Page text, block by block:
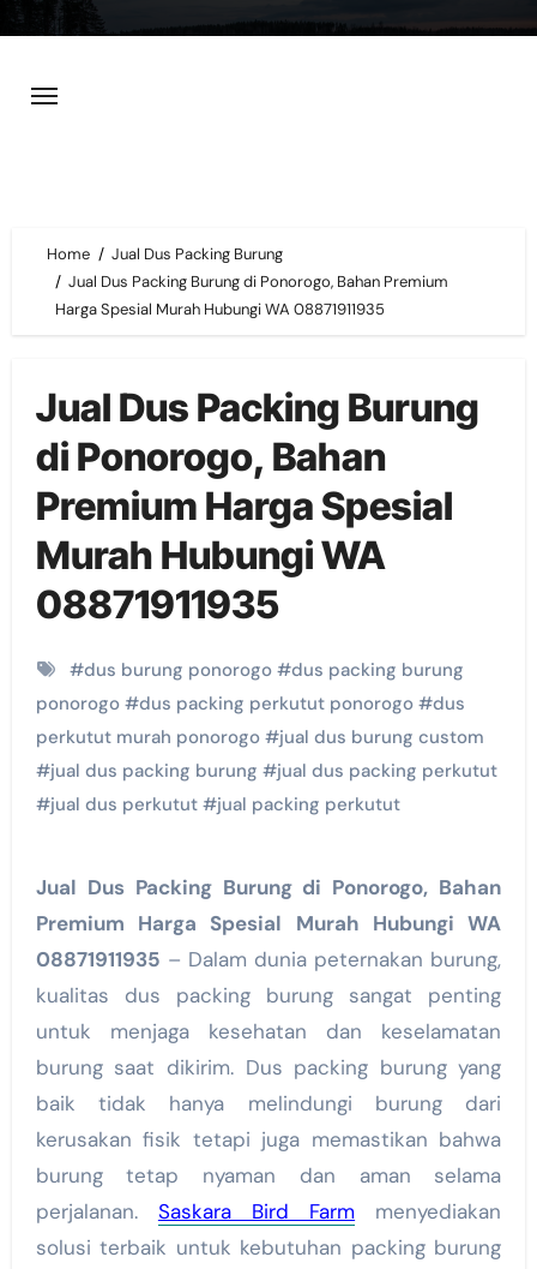
content
Home
Jual Dus Packing Burung
Jual Dus Packing Burung di Ponorogo, Bahan Premium
Harga Spesial Murah Hubungi WA 08871911935
Jual Dus Packing Burung
di Ponorogo, Bahan
Premium Harga Spesial
Murah Hubungi WA
08871911935
#dus burung ponorogo#dus packing burung
ponorogo#dus packing perkutut ponorogo#dus
perkutut murah ponorogo#jual dus burung custom
#jual dus packing burung #jual dus packing perkutut
#jual dus perkutut#jual packing perkutut
Jual Dus Packing Burung di Ponorogo, Bahan
Premium Harga Spesial Murah Hubungi WA
08871911935 – Dalam dunia peternakan burung,
kualitas dus packing burung sangat penting
untuk menjaga kesehatan dan keselamatan
burung saat dikirim. Dus packing burung yang
baik tidak hanya melindungi burung dari
kerusakan fisik tetapi juga memastikan bahwa
burung tetap nyaman dan aman selama
perjalanan. Saskara Bird Farm menyediakan
solusi terbaik untuk kebutuhan packing burung